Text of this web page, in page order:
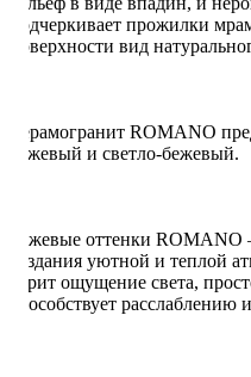
подчеркивает прожилки
поверхности вид
Керамогранит ROMANO
бежевый и светло-бежевый.
Бежевые оттенки
создания уютной и теплой
дарит ощущение света,
способствует